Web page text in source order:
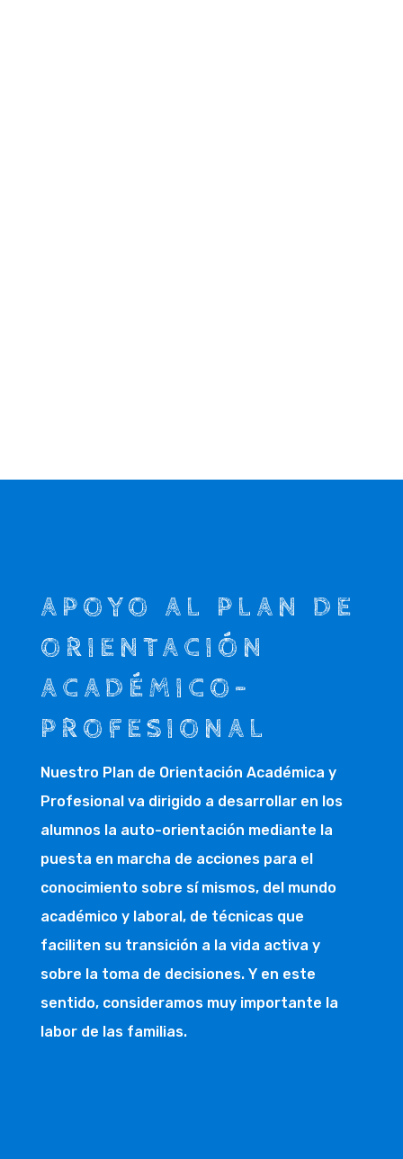
APOYO AL PLAN DE
ORIENTACIÓN
ACADÉMICO-
PROFESIONAL
Nuestro Plan de Orientación Académica y
Profesional va dirigido a desarrollar en los
alumnos la auto-orientación mediante la
puesta en marcha de acciones para el
conocimiento sobre sí mismos, del mundo
académico y laboral, de técnicas que
faciliten su transición a la vida activa y
sobre la toma de decisiones. Y en este
sentido, consideramos muy importante la
labor de las familias.